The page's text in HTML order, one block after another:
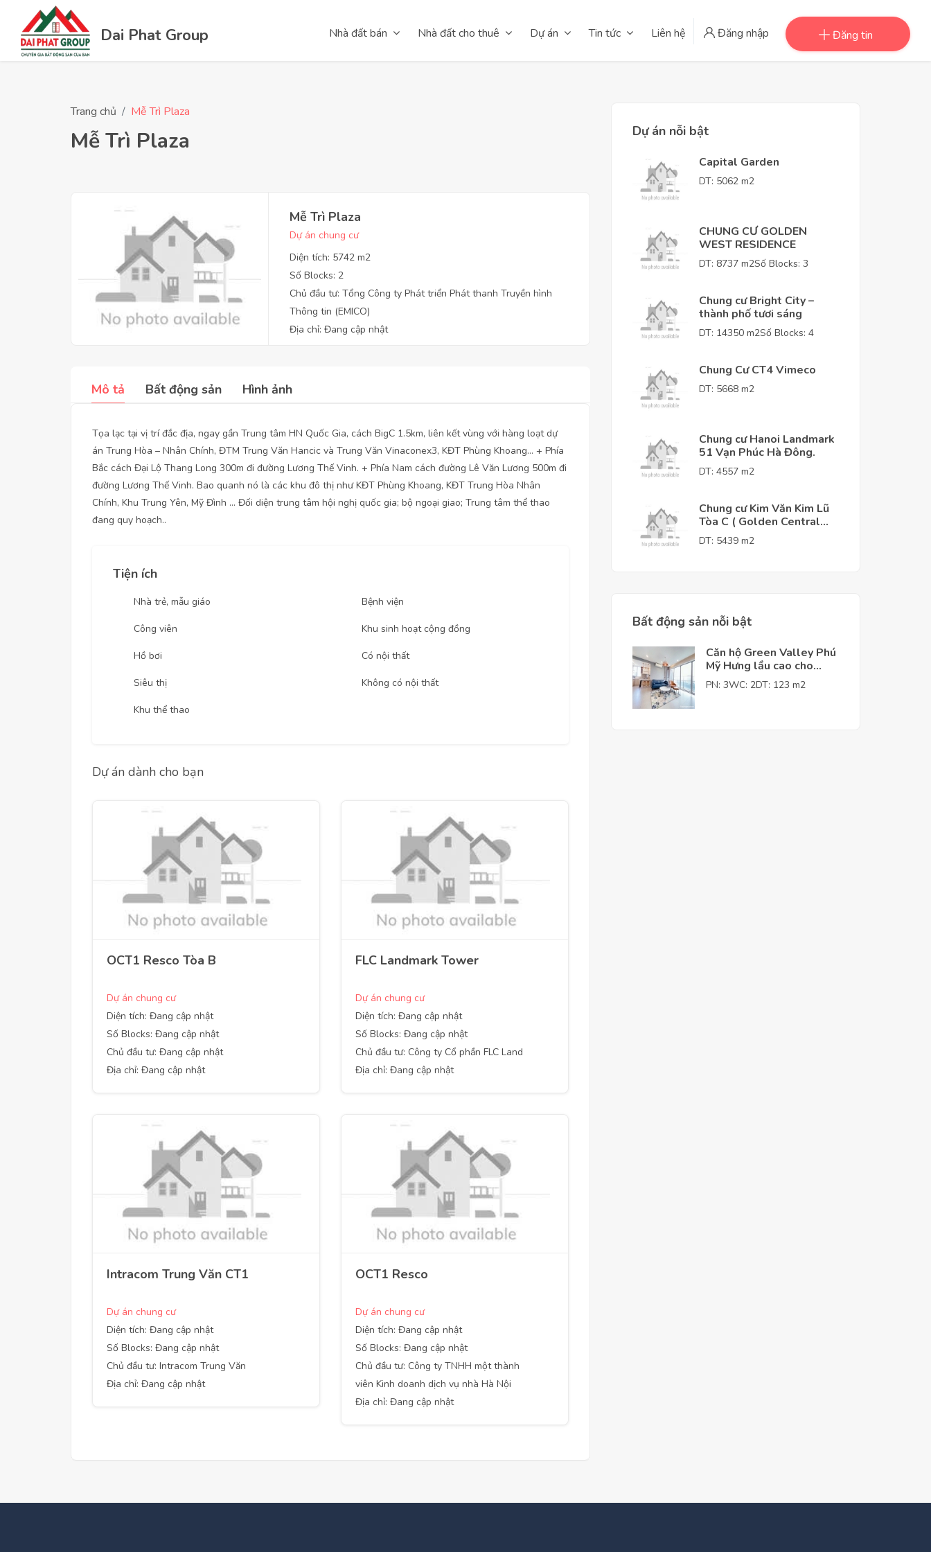
Dai Phat Group Nhà đất bán Nhà đất cho thuê Dự án Tin tức Liên hệ Đăng nhập Đăng tin
Trang chủ Mễ Trì Plaza
Mễ Trì Plaza
Mễ Trì Plaza
Dự án chung cư
Diện tích: 5742 m2
Số Blocks: 2
Chủ đầu tư: Tổng Công ty Phát triển Phát thanh Truyền hình
Thông tin (EMICO)
Địa chỉ: Đang cập nhật
Mô tả Bất động sản Hình ảnh
Tọa lạc tại vị trí đắc địa, ngay gần Trung tâm HN Quốc Gia, cách BigC 1.5km, liên kết vùng với hàng loạt dự
án Trung Hòa – Nhân Chính, ĐTM Trung Văn Hancic và Trung Văn Vinaconex3, KĐT Phùng Khoang… + Phía
Bắc cách Đại Lộ Thang Long 300m đi đường Lương Thế Vinh. + Phía Nam cách đường Lê Văn Lương 500m đi
đường Lương Thế Vinh. Bao quanh nó là các khu đô thị như KĐT Phùng Khoang, KĐT Trung Hòa Nhân
Chính, Khu Trung Yên, Mỹ Đình … Đối diện trung tâm hội nghị quốc gia; bộ ngoại giao; Trung tâm thể thao
đang quy hoạch..
Tiện ích
Nhà trẻ, mẫu giáo
Công viên
Hồ bơi
Siêu thị
Khu thể thao
Bệnh viện
Khu sinh hoạt cộng đồng
Có nội thất
Không có nội thất
Dự án dành cho bạn
OCT1 Resco Tòa B
Dự án chung cư
Diện tích: Đang cập nhật
Số Blocks: Đang cập nhật
Chủ đầu tư: Đang cập nhật
Địa chỉ: Đang cập nhật
FLC Landmark Tower
Dự án chung cư
Diện tích: Đang cập nhật
Số Blocks: Đang cập nhật
Chủ đầu tư: Công ty Cổ phần FLC Land
Địa chỉ: Đang cập nhật
Intracom Trung Văn CT1
Dự án chung cư
Diện tích: Đang cập nhật
Số Blocks: Đang cập nhật
Chủ đầu tư: Intracom Trung Văn
Địa chỉ: Đang cập nhật
OCT1 Resco
Dự án chung cư
Diện tích: Đang cập nhật
Số Blocks: Đang cập nhật
Chủ đầu tư: Công ty TNHH một thành
viên Kinh doanh dịch vụ nhà Hà Nội
Địa chỉ: Đang cập nhật
Dự án nỗi bật
Capital Garden
DT: 5062 m2
CHUNG CƯ GOLDEN
WEST RESIDENCE
DT: 8737 m2Số Blocks: 3
Chung cư Bright City –
thành phố tươi sáng
DT: 14350 m2Số Blocks: 4
Chung Cư CT4 Vimeco
DT: 5668 m2
Chung cư Hanoi Landmark
51 Vạn Phúc Hà Đông.
DT: 4557 m2
Chung cư Kim Văn Kim Lũ
Tòa C ( Golden Central
Tower )
DT: 5439 m2
Bất động sản nỗi bật
Căn hộ Green Valley Phú
Mỹ Hưng lầu cao cho
thuê giá tốt
PN: 3WC: 2DT: 123 m2